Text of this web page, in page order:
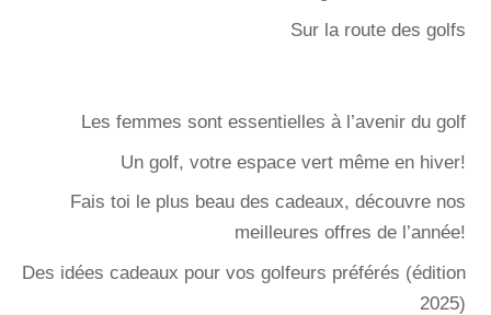
Sur la route des golfs
Les femmes sont essentielles à l’avenir du golf
Un golf, votre espace vert même en hiver!
Fais toi le plus beau des cadeaux, découvre nos
meilleures offres de l’année!
Des idées cadeaux pour vos golfeurs préférés (édition
2025)